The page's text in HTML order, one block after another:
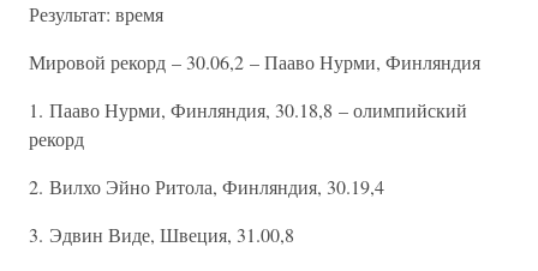
Результат: время
Мировой рекорд – 30.06,2 – Пааво Нурми, Финляндия
1. Пааво Нурми, Финляндия, 30.18,8 – олимпийский
рекорд
2. Вилхо Эйно Ритола, Финляндия, 30.19,4
3. Эдвин Виде, Швеция, 31.00,8